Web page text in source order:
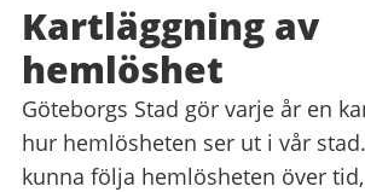
Kartläggning av
hemlöshet
Göteborgs Stad gör varje år en
hur hemlösheten ser ut i vår
kunna följa hemlösheten över